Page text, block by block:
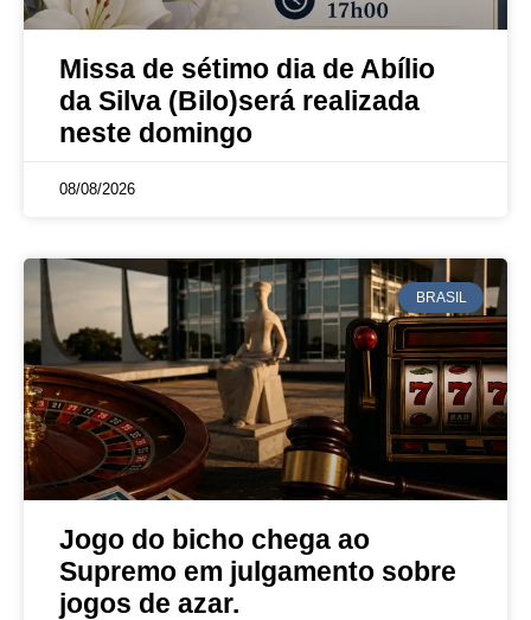
Missa de sétimo dia de Abílio
da Silva (Bilo)será realizada
neste domingo
08/08/2026
BRASIL
Jogo do bicho chega ao
Supremo em julgamento sobre
jogos de azar.